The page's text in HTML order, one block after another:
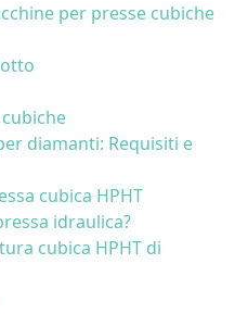
per presse cubiche
diamanti: Requisiti e
cubica HPHT
idraulica?
cubica HPHT di